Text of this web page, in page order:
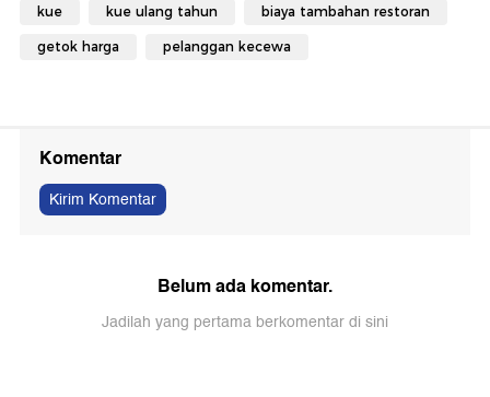
kue kue ulang tahun biaya tambahan restoran
getok harga pelanggan kecewa
Komentar
Kirim Komentar
Belum ada komentar.
Jadilah yang pertama berkomentar di sini